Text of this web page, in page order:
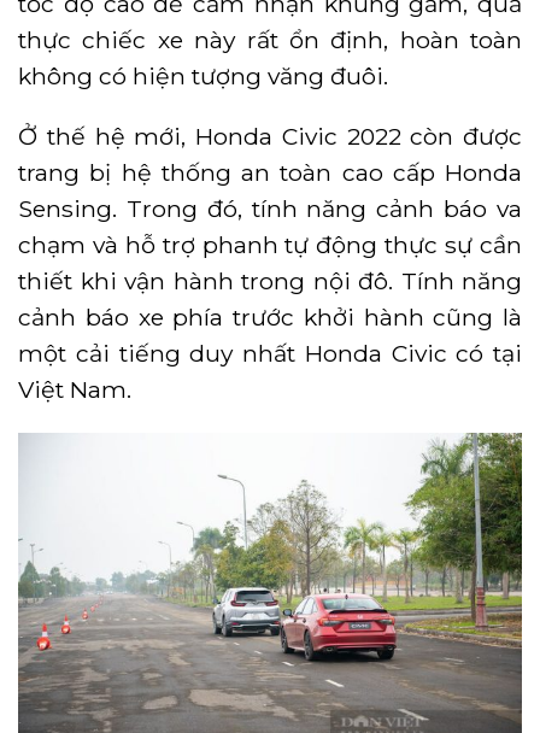
thực chiếc xe này rất ổn định, hoàn toàn
không có hiện tượng văng đuôi.
Ở thế hệ mới, Honda Civic 2022 còn được
trang bị hệ thống an toàn cao cấp Honda
Sensing. Trong đó, tính năng cảnh báo va
chạm và hỗ trợ phanh tự động thực sự cần
thiết khi vận hành trong nội đô. Tính năng
cảnh báo xe phía trước khởi hành cũng là
một cải tiếng duy nhất Honda Civic có tại
Việt Nam.